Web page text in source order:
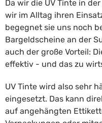
Da wir die UV Tinte in
wir im Alltag ihren
begegnet sie uns noch
Bargeldscheine an der
auch der große Vorteil:
effektiv - und das zu
UV Tinte wird also sehr
eingesetzt. Das kann
auf angehängten